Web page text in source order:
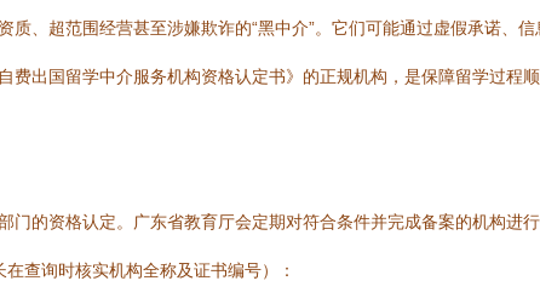
、超范围经营甚至涉嫌欺诈的“黑中介”。它们可能通过虚假承诺、
出国留学中介服务机构资格认定书》的正规机构，是保障留学过程顺
的资格认定。广东省教育厅会定期对符合条件并完成备案的机构进
查询时核实机构全称及证书编号）：